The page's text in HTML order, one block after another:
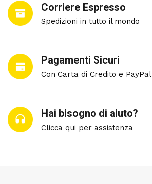
Corriere Espresso
Spedizioni in tutto il mondo
Pagamenti Sicuri
Con Carta di Credito e PayPal
Hai bisogno di aiuto?
Clicca qui per assistenza